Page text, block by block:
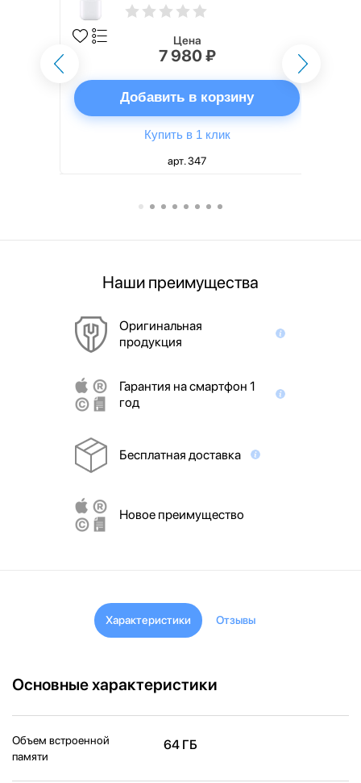
Цена
7 980 ₽
Добавить в корзину
Купить в 1 клик
арт. 347
Наши преимущества
Оригинальная
продукция
Гарантия на смартфон 1
год
Бесплатная доставка
Новое преимущество
Характеристики Отзывы
Основные характеристики
Объем встроенной
памяти
64 ГБ